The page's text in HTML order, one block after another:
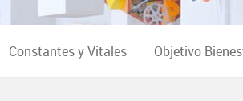
Constantes y Vitales Objetivo